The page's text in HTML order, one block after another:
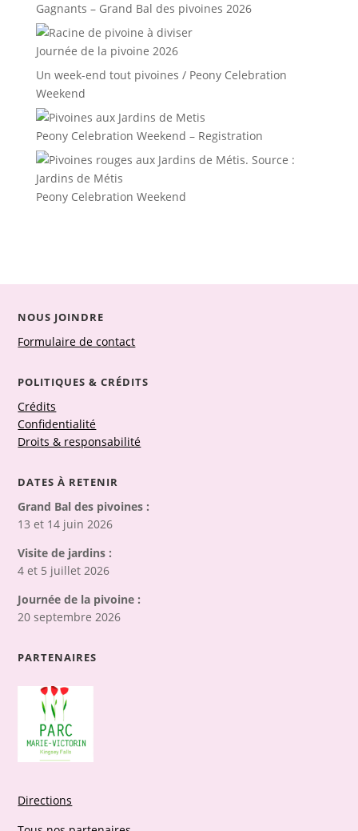
Gagnants – Grand Bal des pivoines 2026
Journée de la pivoine 2026
Un week-end tout pivoines / Peony Celebration
Weekend
Peony Celebration Weekend – Registration
Peony Celebration Weekend
NOUS JOINDRE
Formulaire de contact
POLITIQUES & CRÉDITS
Crédits
Confidentialité
Droits & responsabilité
DATES À RETENIR
Grand Bal des pivoines :
13 et 14 juin 2026
Visite de jardins :
4 et 5 juillet 2026
Journée de la pivoine :
20 septembre 2026
PARTENAIRES
Directions